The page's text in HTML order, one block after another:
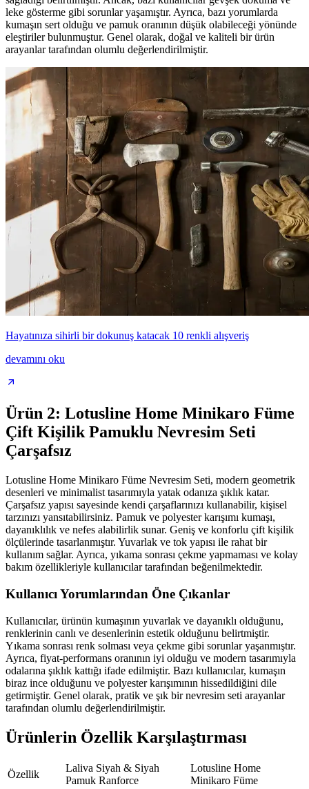
leke gösterme gibi sorunlar yaşamıştır. Ayrıca, bazı yorumlarda
kumaşın sert olduğu ve pamuk oranının düşük olabileceği yönünde
eleştiriler bulunmuştur. Genel olarak, doğal ve kaliteli bir ürün
arayanlar tarafından olumlu değerlendirilmiştir.
Hayatınıza sihirli bir dokunuş katacak 10 renkli alışveriş
devamını oku
Ürün 2: Lotusline Home Minikaro Füme
Çift Kişilik Pamuklu Nevresim Seti
Çarşafsız
Lotusline Home Minikaro Füme Nevresim Seti, modern geometrik
desenleri ve minimalist tasarımıyla yatak odanıza şıklık katar.
Çarşafsız yapısı sayesinde kendi çarşaflarınızı kullanabilir, kişisel
tarzınızı yansıtabilirsiniz. Pamuk ve polyester karışımı kumaşı,
dayanıklılık ve nefes alabilirlik sunar. Geniş ve konforlu çift kişilik
ölçülerinde tasarlanmıştır. Yuvarlak ve tok yapısı ile rahat bir
kullanım sağlar. Ayrıca, yıkama sonrası çekme yapmaması ve kolay
bakım özellikleriyle kullanıcılar tarafından beğenilmektedir.
Kullanıcı Yorumlarından Öne Çıkanlar
Kullanıcılar, ürünün kumaşının yuvarlak ve dayanıklı olduğunu,
renklerinin canlı ve desenlerinin estetik olduğunu belirtmiştir.
Yıkama sonrası renk solması veya çekme gibi sorunlar yaşanmıştır.
Ayrıca, fiyat-performans oranının iyi olduğu ve modern tasarımıyla
odalarına şıklık kattığı ifade edilmiştir. Bazı kullanıcılar, kumaşın
biraz ince olduğunu ve polyester karışımının hissedildiğini dile
getirmiştir. Genel olarak, pratik ve şık bir nevresim seti arayanlar
tarafından olumlu değerlendirilmiştir.
Ürünlerin Özellik Karşılaştırması
Özellik
Laliva Siyah & Siyah
Pamuk Ranforce
Lotusline Home
Minikaro Füme